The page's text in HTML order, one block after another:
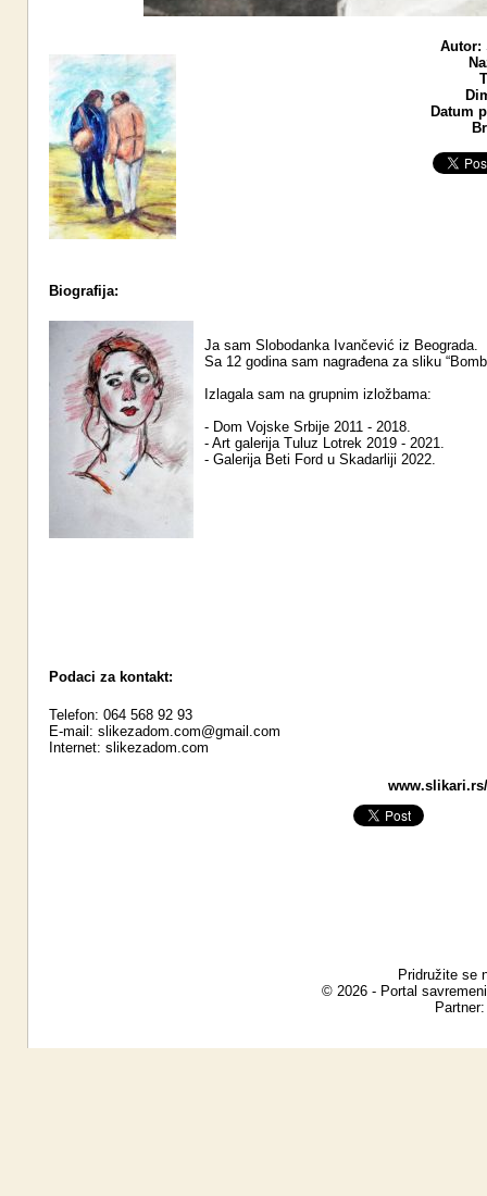
Autor:
Datum
Biografija:
Ja sam Slobodanka Ivančević iz Beograda.
Sa 12 godina sam nagrađena za sliku
Izlagala sam na grupnim izložbama:
- Dom Vojske Srbije 2011 - 2018.
- Art galerija Tuluz Lotrek 2019 - 2021.
- Galerija Beti Ford u Skadarliji 2022.
Podaci za kontakt:
Telefon: 064 568 92 93
E-mail: slikezadom.com@gmail.com
Internet: slikezadom.com
Pridružite se
© 2026 - Portal